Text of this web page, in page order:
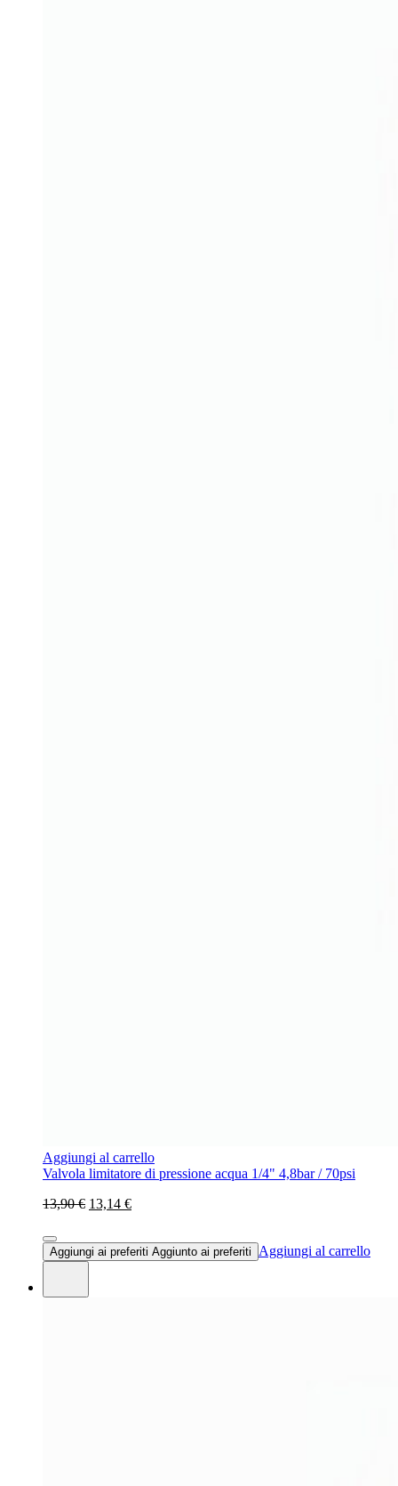
Aggiungi al carrello
Valvola limitatore di pressione acqua 1/4" 4,8bar / 70psi
13,90 € 13,14 €
Aggiungi ai preferiti Aggiunto ai preferiti Aggiungi al carrello